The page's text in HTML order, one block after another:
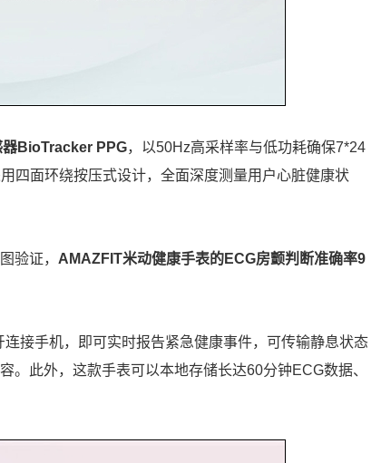
器BioTracker PPG，以50Hz高采样率与低功耗确保7*24
四面环绕按压式设计，全面深度测量用户心脏健康状
验证， AMAZFIT米动健康手表的ECG房颤判断准确率9
接手机，即可实时报告紧急健康事件，可传输静息状态
此外，这款手表可以本地存储长达60分钟ECG数据、